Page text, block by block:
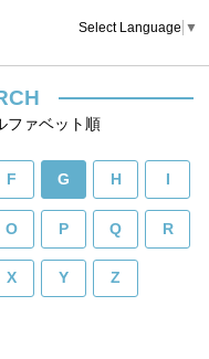
Select Language ▼
ファベット順
F G H
O P Q R
X Y Z